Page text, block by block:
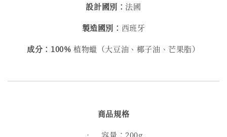
設計國別： 法國
製造國別： 西班牙
成分：100%植物蠟（大豆油、椰子油、芒果脂）
商品規格
• 容量：200g